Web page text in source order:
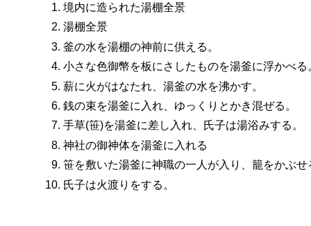
境内に造られた湯棚全景
湯棚全景
釜の水を湯棚の神前に供える。
小さな色御幣を板にさしたものを湯釜に浮かべる
薪に火がはなたれ、湯釜の水を沸かす。
銭の束を湯釜に入れ、ゆっくりとかき混ぜる。
手草(笹)を湯釜に差し入れ、氏子は湯浴みする。
神社の御神体を湯釜に入れる
笹を敷いた湯釜に神職の一人が入り、籠をかぶせ
氏子は火渡りをする。